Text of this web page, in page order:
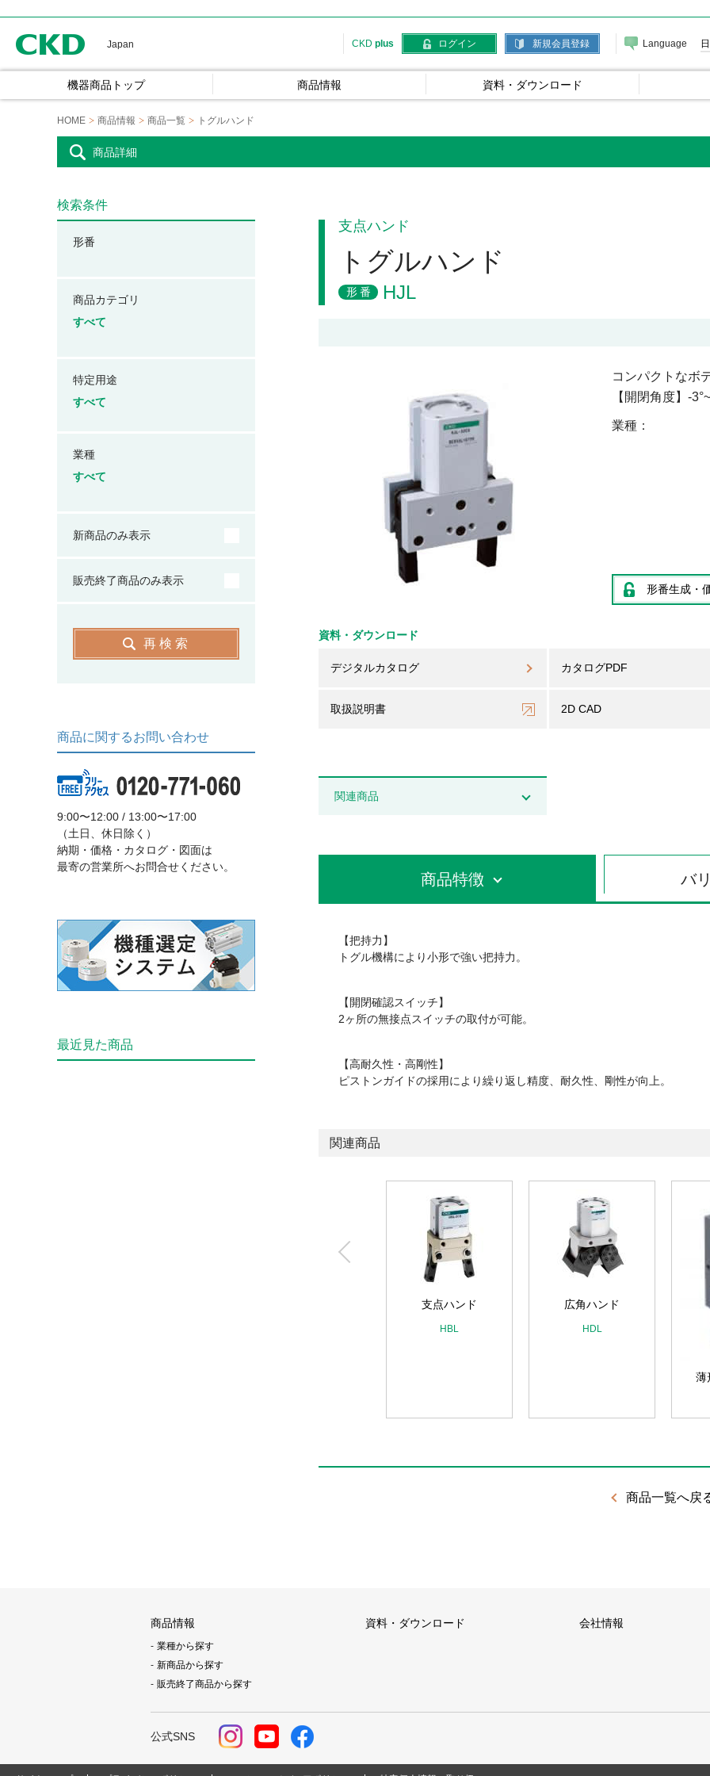
Japan CKD plus ログイン 新規会員登録 Language
機器商品トップ 商品情報 資料・ダウンロード
HOME 商品情報 商品一覧 トグルハンド
商品詳細
支点ハンド
トグルハンド
形番 HJL
コンパクトなボ
【開閉角度】-
業種
形番生成・
資料・ダウンロード
デジタルカタログ カタログPDF
取扱説明書 2D CAD
関連商品
商品特徴 バ
【把持力】
トグル機構により小形で強い把持力。
【開閉確認スイッチ】
2ヶ所の無接点スイッチの取付が可能。
【高耐久性・高剛性】
ピストンガイドの採用により繰り返し精度、耐久性、剛性が向上。
関連商品
支点ハンド
HBL
広角ハンド
HDL
薄
商品一覧へ戻
検索条件
形番
商品カテゴリ
すべて
特定用途
すべて
業種
すべて
新商品のみ表示
販売終了商品のみ表示
再検索
商品に関するお問い合わせ
9:00〜12:00 / 13:00〜17:00
（土日、休日除く）
納期・価格・カタログ・図面は
最寄の営業所へお問合せください。
最近見た商品
商品情報
業種から探す
新商品から探す
販売終了商品から探す
資料・ダウンロード 会社情報
公式SNS